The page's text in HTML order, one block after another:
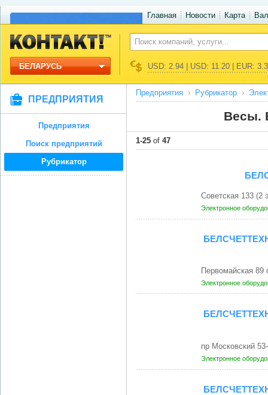
Главная Новости Карта
БЕЛАРУСЬ USD: 2.94 | USD: 11.20 | EUR:
ПРЕДПРИЯТИЯ
Предприятия
Поиск предприятий
Рубрикатор
Предприятия Рубрикатор
Весы.
1-25 of 47
Советская 133
Электронное
Первомайская
Электронное
пр Московский
Электронное